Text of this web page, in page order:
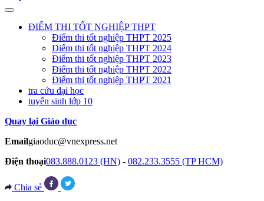
ĐIỂM THI TỐT NGHIỆP THPT
Điểm thi tốt nghiệp THPT 2025
Điểm thi tốt nghiệp THPT 2024
Điểm thi tốt nghiệp THPT 2023
Điểm thi tốt nghiệp THPT 2022
Điểm thi tốt nghiệp THPT 2021
tra cứu đại học
tuyển sinh lớp 10
Quay lại Giáo dục
Emailgiaoduc@vnexpress.net
Điện thoại083.888.0123 (HN) - 082.233.3555 (TP HCM)
Chia sẻ